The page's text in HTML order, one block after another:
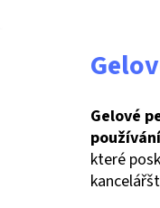
Gelové
které